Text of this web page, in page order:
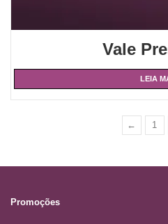
Vale
LEIA
← 1
Promoções